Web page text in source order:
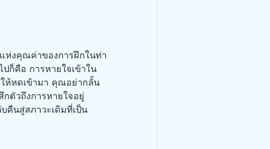
ห่งคุณค่าของการฝึกในท่า
ก็คือ การหายใจเข้าใน
ห้หดเข้ามา คุณอย่ากลั้น
ตัวถึงการหายใจอยู่
คืนสู่สภาวะเดิมที่เป็น